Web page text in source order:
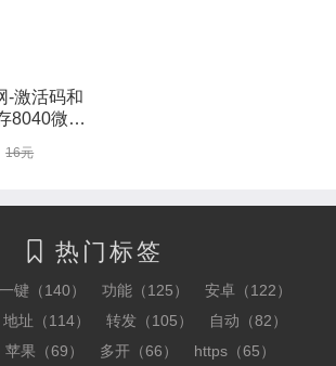
-激活码和
8040微信
换
16元
 热门标签
一键（140） 功能（125）
安卓（122）
地址（114） 转发（105）
自动（82）
苹果（69） 多开（66） https（65）